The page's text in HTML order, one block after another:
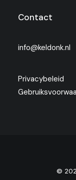
Contact
info@keldonk.nl
Privacybeleid
©